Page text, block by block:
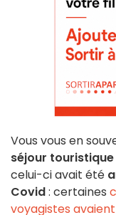
Vous vous en
séjour
celui-ci avait été
Covid: certaines
voyagistes